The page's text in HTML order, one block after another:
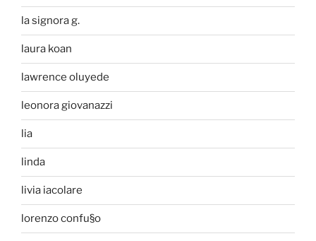
la signora g.
laura koan
lawrence oluyede
leonora giovanazzi
lia
linda
livia iacolare
lorenzo confu§o